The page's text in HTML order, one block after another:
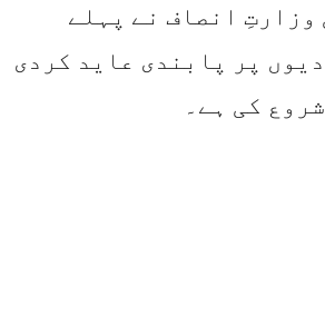
انصاف نے پہلے
پر پابندی عاید کردی
کی ہے۔